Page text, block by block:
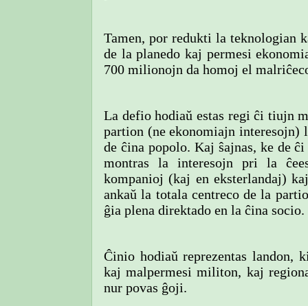
Tamen, por redukti la teknologian
de la planedo kaj permesi
700 milionojn da homoj el
La defio hodiaŭ estas regi ĉi tiujn
partion (ne ekonomiajn interesojn)
de ĉina popolo. Kaj ŝajnas, ke de
montras la interesojn pri la
kompanioj (kaj en eksterlandaj)
ankaŭ la totala centreco de la
ĝia plena direktado en la ĉina socio.
Ĉinio hodiaŭ reprezentas landon,
kaj malpermesi militon, kaj
nur povas ĝoji.